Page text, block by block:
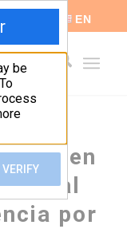
EN
reúnen
por